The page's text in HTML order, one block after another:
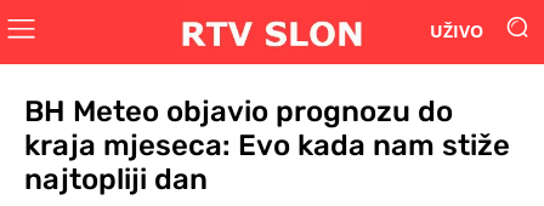
UŽIVO
BH Meteo objavio prognozu do
kraja mjeseca: Evo kada nam stiže
najtopliji dan